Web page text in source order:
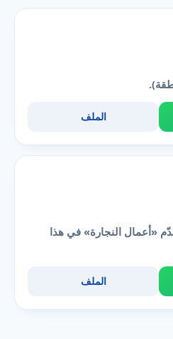
الملف
«أعمال النجارة» في هذا
الملف